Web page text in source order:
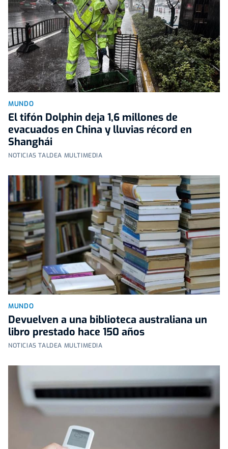
MUNDO
El tifón Dolphin deja 1,6 millones de
evacuados en China y lluvias récord en
Shanghái
NOTICIAS TALDEA MULTIMEDIA
MUNDO
Devuelven a una biblioteca australiana un
libro prestado hace 150 años
NOTICIAS TALDEA MULTIMEDIA